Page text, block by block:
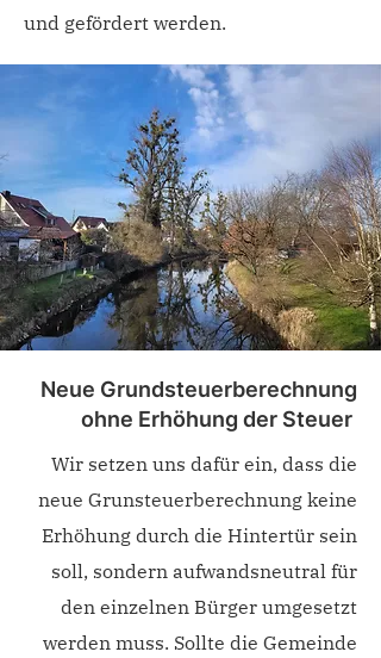
und gefördert werden.
Neue Grundsteuerberechnung
ohne Erhöhung der Steuer
Wir setzen uns dafür ein, dass die
neue Grunsteuerberechnung keine
Erhöhung durch die Hintertür sein
soll, sondern aufwandsneutral für
den einzelnen Bürger umgesetzt
werden muss. Sollte die Gemeinde